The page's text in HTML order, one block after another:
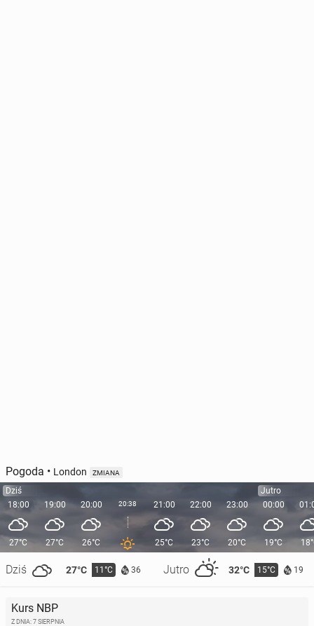
Pogoda • London ZMIANA
Dziś
18:00
27°C
Dziś 27°C 11°C 36 Jutro 32°C 15°C 19
19:00
27°C
20:00
26°C
20:38 21:00
25°C
22:00
23°C
23:00
20°C
Jutro
00:00
19°C
Kurs NBP
Z DNIA: 7 SIERPNIA